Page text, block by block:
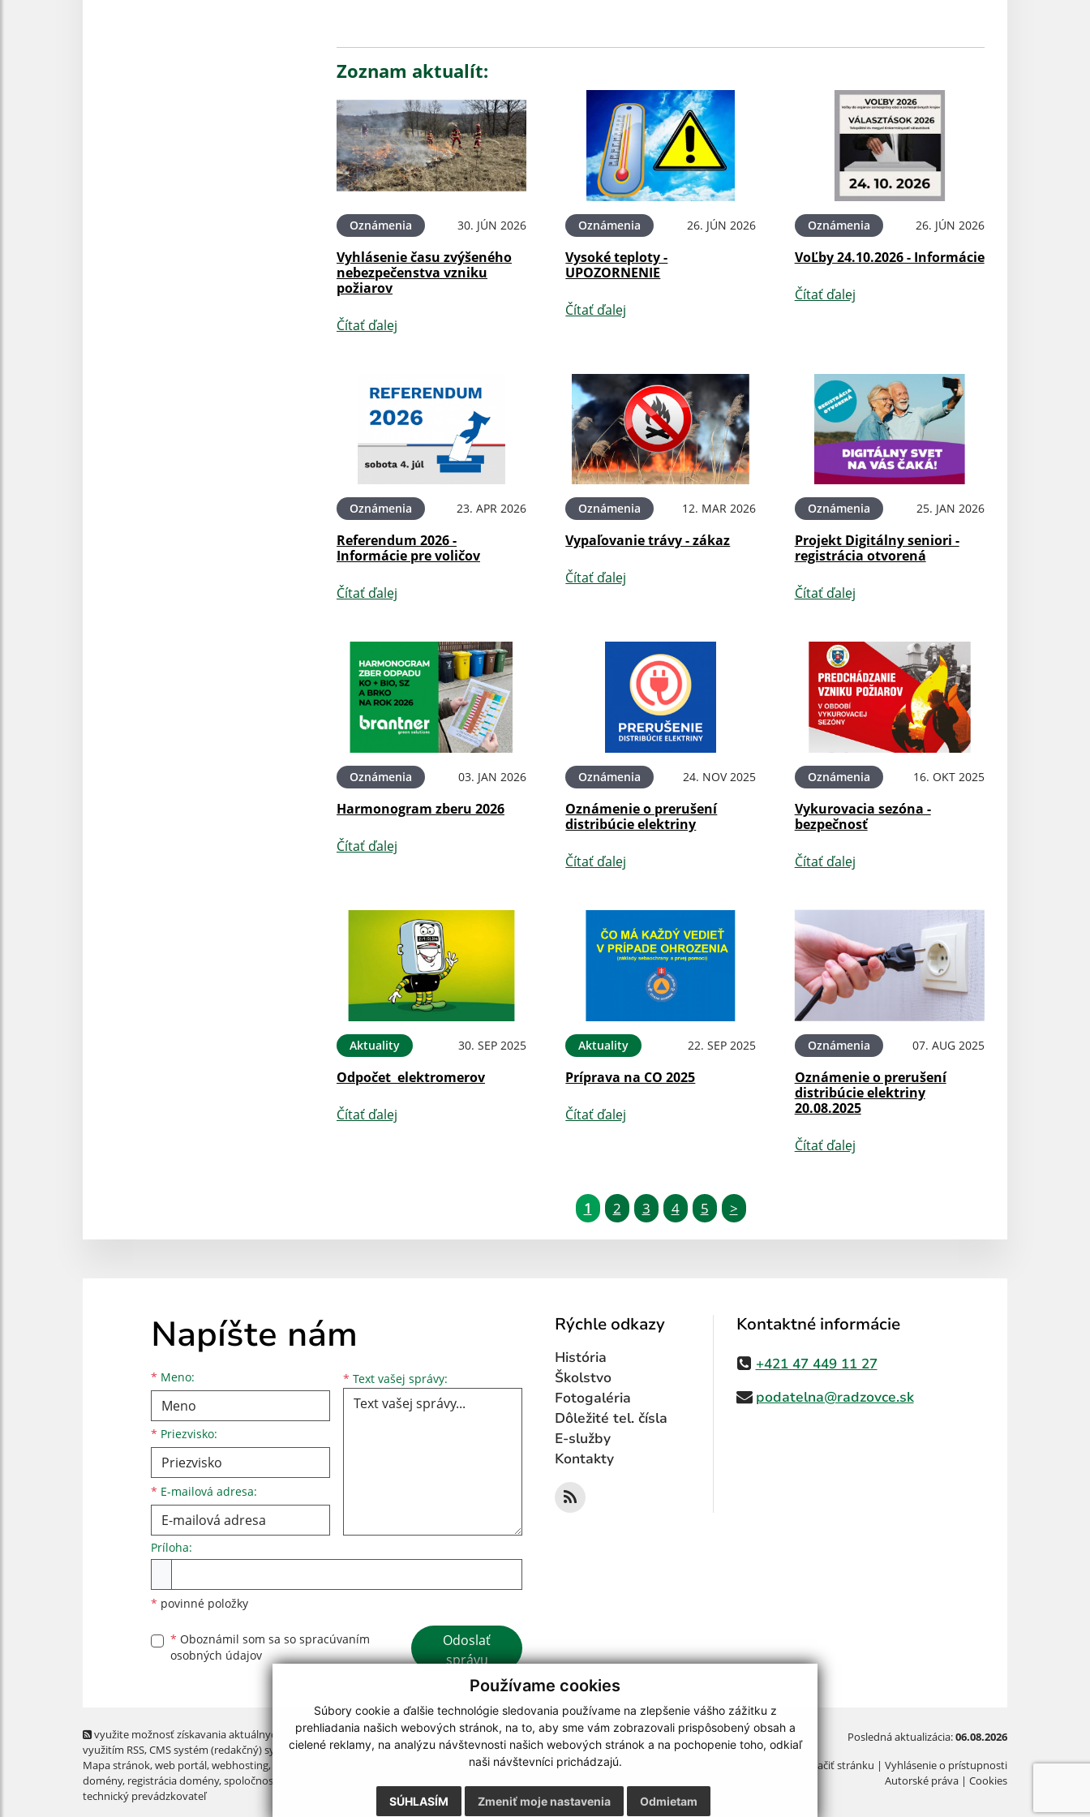
Používame cookies
Súbory cookie a ďalšie technológie sledovania používame na zlepšenie vášho zážitku z
prehliadania našich webových stránok, na to, aby sme vám zobrazovali prispôsobený obsah a
cielené reklamy, na analýzu návštevnosti našich webových stránok a na pochopenie toho, odkiaľ
naši návštevníci prichádzajú.
SÚHLASÍM Odmietam
Zmeniť moje nastavenia
Zoznam aktualít:
Oznámenia 30. JÚN 2026
Vyhlásenie času zvýšeného
nebezpečenstva vzniku
požiarov
Čítať ďalej
Oznámenia 26. JÚN 2026
Vysoké teploty -
UPOZORNENIE
Čítať ďalej
Oznámenia 26. JÚN 2026
VoĽby 24.10.2026 - Informácie
Čítať ďalej
Oznámenia 23. APR 2026
Referendum 2026 -
Informácie pre voličov
Čítať ďalej
Oznámenia 12. MAR 2026
Vypaľovanie trávy - zákaz
Čítať ďalej
Oznámenia 25. JAN 2026
Projekt Digitálny seniori -
registrácia otvorená
Čítať ďalej
Oznámenia 03. JAN 2026
Harmonogram zberu 2026
Čítať ďalej
Oznámenia 24. NOV 2025
Oznámenie o prerušení
distribúcie elektriny
Čítať ďalej
Oznámenia 16. OKT 2025
Vykurovacia sezóna -
bezpečnosť
Čítať ďalej
Aktuality 30. SEP 2025
Odpočet elektromerov
Čítať ďalej
Aktuality 22. SEP 2025
Príprava na CO 2025
Čítať ďalej
Oznámenia 07. AUG 2025
Oznámenie o prerušení
distribúcie elektriny
20.08.2025
Čítať ďalej
1 2 3 4 5 >
Napíšte nám
* Meno:
Meno
* Priezvisko:
Priezvisko
* E-mailová adresa:
E-mailová adresa * Text vašej správy: Text vašej správy...
Príloha:
* povinné položky
* Oboznámil som sa so spracúvaním
osobných údajov
Google reCaptcha Response
Odoslať
správu
Rýchle odkazy
História
Školstvo
Fotogaléria
Dôležité tel. čísla
E-služby
Kontakty
Kontaktné informácie
+421 47 449 11 27
podatelna@radzovce.sk
využite možnosť získavania aktuálnych informácií s
využitím RSS, CMS systém (redakčný) systém ECHELON 2,
Mapa stránok,web portál,webhosting,
domény, registrácia domény,spoločnosť webex.digital, s.r.o.
technický prevádzkovateľ
Posledná aktualizácia:06.08.2026
Vytlačiť stránku | Vyhlásenie o prístupnosti
Autorské práva | Cookies
webdesign|